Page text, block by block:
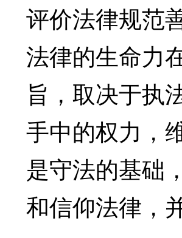
评价法律规范
法律的生命力
旨，取决于执
手中的权力，
是守法的基础
和信仰法律，